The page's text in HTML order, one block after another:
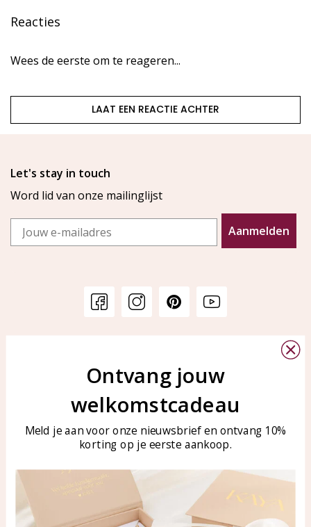
Reacties
Wees de eerste om te reageren...
LAAT EEN REACTIE ACHTER
Let's stay in touch
Word lid van onze mailinglijst
Email
Aanmelden
Veelgestelde vragen
Bellen of WhatsApp Ma-Vr
tussen 09:00-17:00
Tel: 0850003187
klantenservice@kayasierade
Producten KAYA Sieraden
Ontvang jouw
welkomstcadeau
Meld je aan voor onze nieuwsbrief en ontvang 10%
korting op je eerste aankoop.